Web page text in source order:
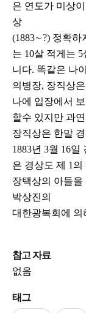
은 연도가 미상
상
(1883∼?) 정확하
는 10살 적게는
니다. 똑같은 나
의병장, 장직상
나에 입장에서
할수 있지만 과
장직상은 한말
1883년 3월 16
은 경상도 제 1
장택상의 아들을
박상진의
대한광복회에 의
참고 자료
없음
태그